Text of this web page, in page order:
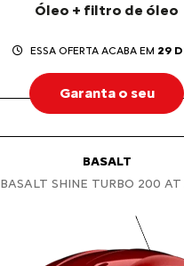
Óleo + filtro de óleo
ESSA OFERTA ACABA EM 29
Garanta o seu
BASALT
BASALT SHINE TURBO 200